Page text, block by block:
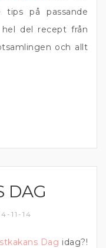
på passande
del recept från
och allt
DAG
11-14
Dag idag?!